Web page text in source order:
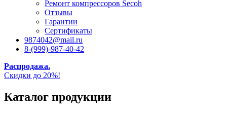
Ремонт компрессоров Secoh
Отзывы
Гарантии
Сертификаты
9874042@mail.ru
8-(999)-987-40-42
Распродажа.
Скидки до 20%!
Каталог продукции